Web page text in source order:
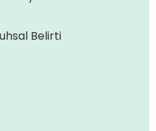
Belirti